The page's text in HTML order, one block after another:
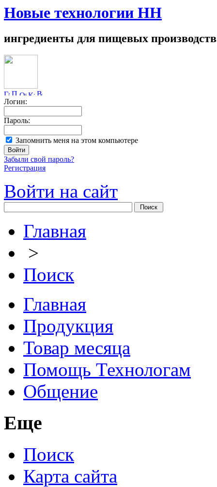
Новые технологии НН
ингредиенты для пищевых производств
Логин:
Пароль:
Запомнить меня на этом компьютере
Забыли свой пароль?
Регистрация
Войти на сайт
Главная
>
Поиск
Главная
Продукция
Товар месяца
Помощь Технологам
Общение
Еще
Поиск
Карта сайта